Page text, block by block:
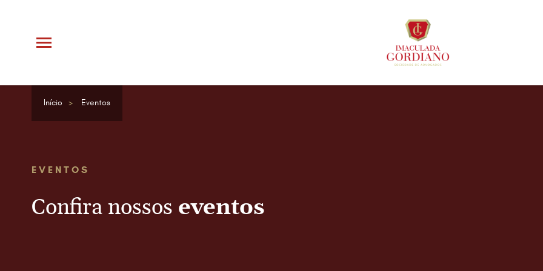
Início Eventos
EVENTOS
Confira nossos eventos